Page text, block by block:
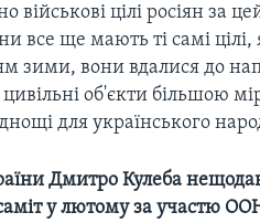
військові цілі росіян за
все ще мають ті самі цілі,
зими, вони вдалися до
об'єкти більшою
для українського
Дмитро Кулеба
у лютому за участю